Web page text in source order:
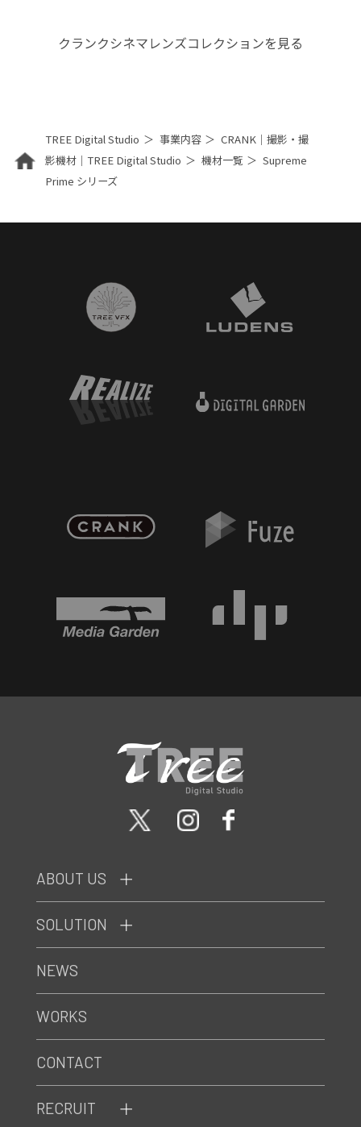
クランクシネマレンズコレクションを見る
TREE Digital Studio 事業内容
CRANK｜撮影・撮
影機材｜TREE Digital Studio
機材一覧
Supreme
Prime シリーズ
ABOUT US
SOLUTION
RECRUIT
NEWS
WORKS
CONTACT